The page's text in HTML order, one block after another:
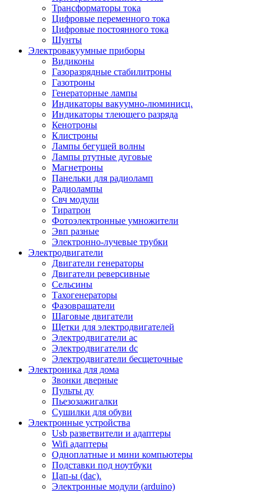
Трансформаторы тока
Цифровые переменного тока
Цифровые постоянного тока
Шунты
Электровакуумные приборы
Видиконы
Газоразрядные стабилитроны
Газотроны
Генераторные лампы
Индикаторы вакуумно-люминисц.
Индикаторы тлеющего разряда
Кенотроны
Клистроны
Лампы бегущей волны
Лампы ртутные дуговые
Магнетроны
Панельки для радиоламп
Радиолампы
Свч модули
Тиратрон
Фотоэлектронные умножители
Эвп разные
Электронно-лучевые трубки
Электродвигатели
Двигатели генераторы
Двигатели реверсивные
Сельсины
Тахогенераторы
Фазовращатели
Шаговые двигатели
Щетки для электродвигателей
Электродвигатели ac
Электродвигатели dc
Электродвигатели бесщеточные
Электроника для дома
Звонки дверные
Пульты ду
Пьезозажигалки
Сушилки для обуви
Электронные устройства
Usb разветвители и адаптеры
Wifi адаптеры
Одноплатные и мини компьютеры
Подставки под ноутбуки
Цап-ы (dac).
Электронные модули (arduino)